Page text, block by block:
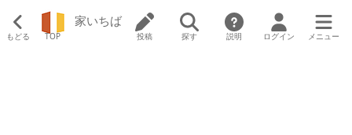
もどる TOP
家いちば
投稿 探す 説明 ログイン メニュー